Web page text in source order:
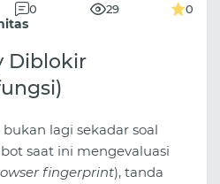
0 29 0
Diblokir
lagi sekadar soal
saat ini mengevaluasi
fingerprint), tanda